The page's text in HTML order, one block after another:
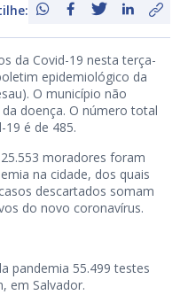
da Covid-19 nesta terça-
epidemiológico da
O município não
doença. O número total
é de 485.
moradores foram
na cidade, dos quais
descartados somam
do novo coronavírus.
pandemia 55.499 testes
em Salvador.